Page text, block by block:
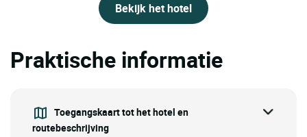
Bekijk het hotel
Praktische informatie
Toegangskaart tot het hotel en
routebeschrijving